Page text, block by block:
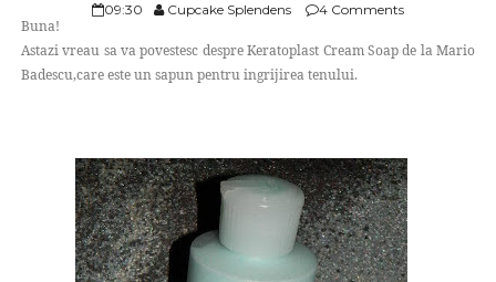
09:30 Cupcake Splendens 4 Comments
Buna!
Astazi vreau sa va povestesc despre Keratoplast Cream Soap de la Mario
Badescu,care este un sapun pentru ingrijirea tenului.